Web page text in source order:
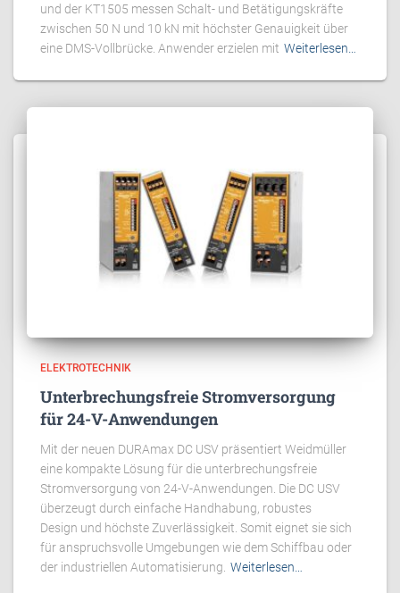
und der KT1505 messen Schalt- und Betätigungskräfte
zwischen 50 N und 10 kN mit höchster Genauigkeit über
eine DMS-Vollbrücke. Anwender erzielen mit Weiterlesen…
ELEKTROTECHNIK
Unterbrechungsfreie Stromversorgung
für 24-V-Anwendungen
Mit der neuen DURAmax DC USV präsentiert Weidmüller
eine kompakte Lösung für die unterbrechungsfreie
Stromversorgung von 24-V-Anwendungen. Die DC USV
überzeugt durch einfache Handhabung, robustes
Design und höchste Zuverlässigkeit. Somit eignet sie sich
für anspruchsvolle Umgebungen wie dem Schiffbau oder
der industriellen Automatisierung. Weiterlesen…